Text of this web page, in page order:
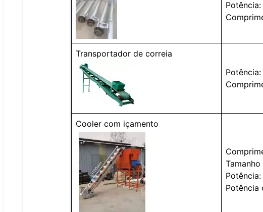
Transportador de correia
Cooler com içamento
Potência:
Potência